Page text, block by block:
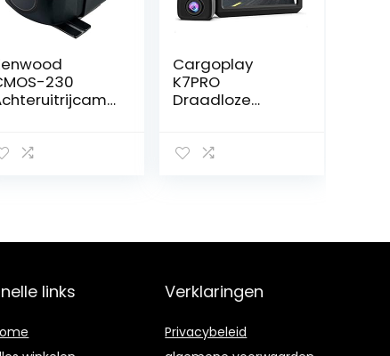
230
Cargoplay
K7PRO
Draadloze
ra met HD-
links Verklaringen
Privacybeleid